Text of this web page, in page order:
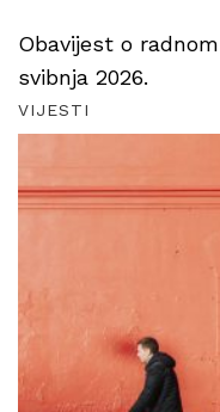
Obavijest o
svibnja 2026.
VIJESTI